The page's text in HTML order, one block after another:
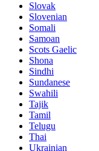
Slovak
Slovenian
Somali
Samoan
Scots Gaelic
Shona
Sindhi
Sundanese
Swahili
Tajik
Tamil
Telugu
Thai
Ukrainian